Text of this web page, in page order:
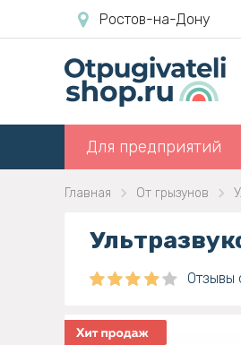
Ростов-на-Дону
Для предприятий
Главная От грызунов
Отзывы